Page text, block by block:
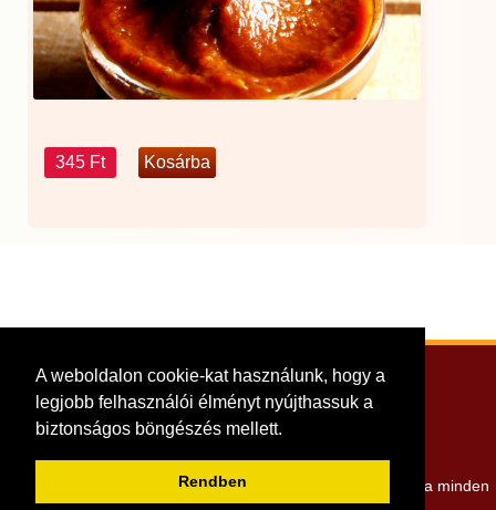
A weboldalon cookie-kat használunk, hogy a
legjobb felhasználói élményt nyújthassuk a
biztonságos böngészés mellett.
Rendben
345 Ft
Adatkezelési tájékoztató
Tündérkonyha Étterem
Szeged, Kelemen László utca 11. -
- Nyitva minden
nap: 10:00 - 22:00